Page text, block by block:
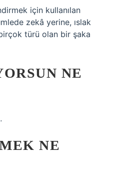
için kullanılan
zekâ yerine, ıslak
türü olan bir şaka
NE
NE